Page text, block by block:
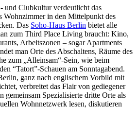
und Clubkultur verdeutlicht das
Wohnzimmer in den Mittelpunkt des
Das Soho-Haus Berlin bietet alle
zum Third Place Living braucht: Kino,
Arbeitszonen – sogar Apartments
man Orte des Abschaltens, Räume des
zum „Alleinsam“-Sein, wie beim
“Tatort”-Schauen am Sonntagabend.
ganz nach englischem Vorbild mit
verbreitet das Flair von gediegener
gemeinsam Spezialisierte dritte Orte als
Wohnnetzwerk lesen, diskutieren